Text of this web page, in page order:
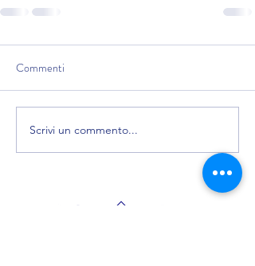
Commenti
Scrivi un commento...